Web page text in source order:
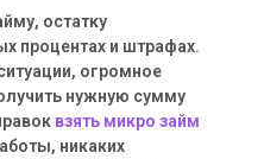
остатку
процентах и штрафах.
огромное
нужную сумму
взять микро займ
никаких